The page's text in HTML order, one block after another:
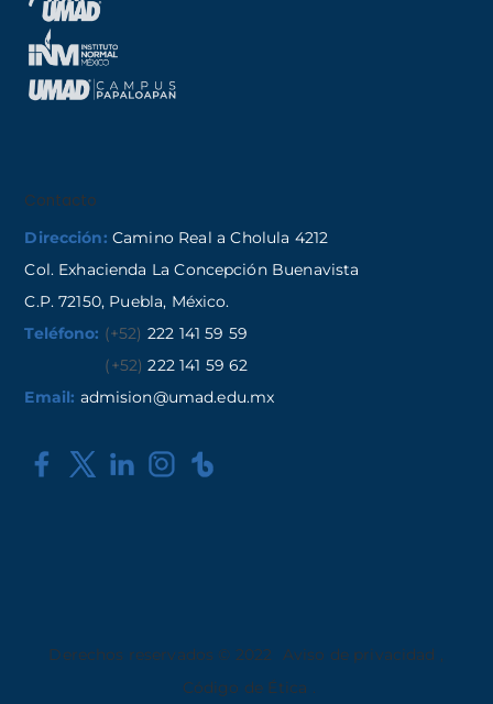
Contacto
Dirección: Camino Real a Cholula 4212
Col. Exhacienda La Concepción Buenavista
C.P. 72150, Puebla, México.
Teléfono: (+52) 222 141 59 59
(+52) 222 141 59 62
Email: admision@umad.edu.mx
Derechos reservados © 2022 Aviso de privacidad ,
Código de Ética .